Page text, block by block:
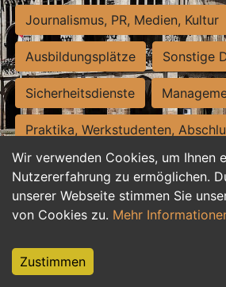
Wir verwenden Cookies, um Ihnen
Nutzererfahrung zu ermöglichen.
unserer Webseite stimmen Sie
von Cookies zu. Mehr
Zustimmen
Journalismus, PR, Medien, Kultur
Ausbildungsplätze Sonstige
Sicherheitsdienste
Praktika, Werkstudenten,
Personalwesen Assistenz,
Hilfskräfte, Aushilfs- und
Weiterbildung, Studium, duale